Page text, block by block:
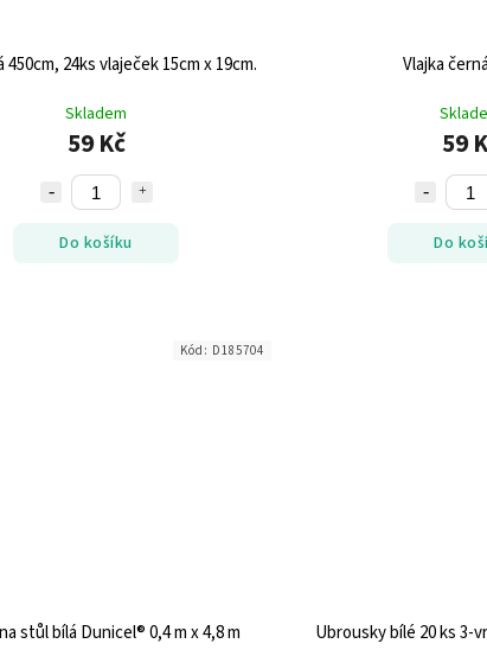
450cm, 24ks vlaječek 15cm x 19cm.
Skladem
59 Kč
Do košíku
Vlajka
59
Do
stůl bílá Dunicel® 0,4 m x 4,8 m
Kód: D185704
Ubrousky bílé 20 ks 3-